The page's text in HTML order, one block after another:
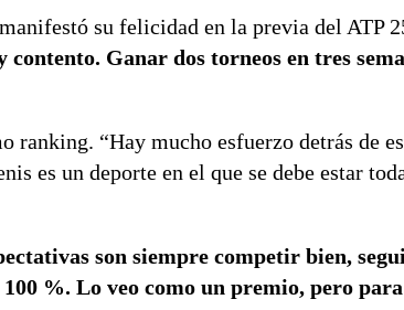
su felicidad en la previa del ATP
contento. Ganar dos torneos en tres
“Hay mucho esfuerzo detrás de
es un deporte en el que se debe estar
son siempre competir bien,
%. Lo veo como un premio, pero